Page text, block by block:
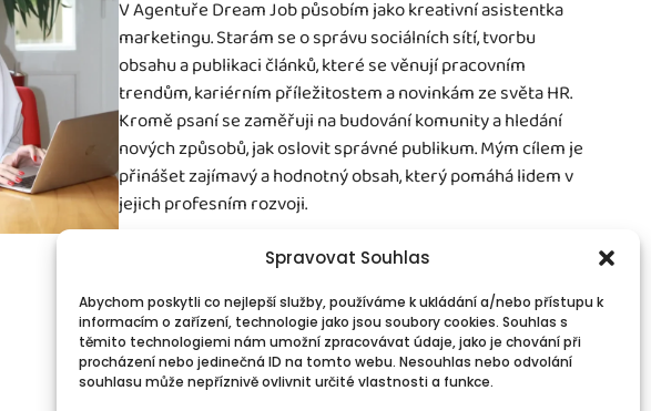
Spravovat Souhlas
Abychom poskytli co nejlepší služby, používáme k ukládání a/nebo přístupu k
informacím o zařízení, technologie jako jsou soubory cookies. Souhlas s
těmito technologiemi nám umožní zpracovávat údaje, jako je chování při
procházení nebo jedinečná ID na tomto webu. Nesouhlas nebo odvolání
souhlasu může nepříznivě ovlivnit určité vlastnosti a funkce.
V Agentuře Dream Job působím jako kreativní asistentka
marketingu. Starám se o správu sociálních sítí, tvorbu
obsahu a publikaci článků, které se věnují pracovním
trendům, kariérním příležitostem a novinkám ze světa HR.
Kromě psaní se zaměřuji na budování komunity a hledání
nových způsobů, jak oslovit správné publikum. Mým cílem je
přinášet zajímavý a hodnotný obsah, který pomáhá lidem v
jejich profesním rozvoji.
Povinné informace
GDPR
Cookies
Spojte se s námi!
Kontakty